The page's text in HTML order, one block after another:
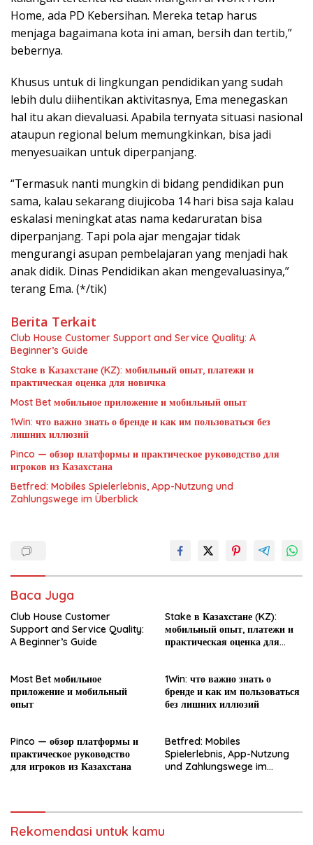
Home, ada PD Kebersihan. Mereka tetap harus
menjaga bagaimana kota ini aman, bersih dan tertib,”
bebernya.
Khusus untuk di lingkungan pendidikan yang sudah
lebih dulu diihentikan aktivitasnya, Ema menegaskan
hal itu akan dievaluasi. Apabila ternyata situasi nasional
ataupun regional belum memungkinkan, bisa jadi
menyesuaikan untuk diperpanjang.
“Termasuk nanti mungkin di bidang pendidikan pun
sama, kalau sekarang diujicoba 14 hari bisa saja kalau
eskalasi meningkat atas nama kedaruratan bisa
diperpanjang. Tapi pola ajar mengajar tidak
mengurangi asupan pembelajaran yang menjadi hak
anak didik. Dinas Pendidikan akan mengevaluasinya,”
terang Ema. (*/tik)
Berita Terkait
Club House Customer Support and Service Quality: A
Beginner’s Guide
Stake в Казахстане (KZ): мобильный опыт, платежи и
практическая оценка для новичка
Most Bet мобильное приложение и мобильный опыт
1Win: что важно знать о бренде и как им пользоваться без
лишних иллюзий
Pinco — обзор платформы и практическое руководство для
игроков из Казахстана
Betfred: Mobiles Spielerlebnis, App-Nutzung und
Zahlungswege im Überblick
Baca Juga
Club House Customer
Support and Service Quality:
A Beginner’s Guide
Stake в Казахстане (KZ):
мобильный опыт, платежи и
практическая оценка для
Most Bet мобильное
приложение и мобильный
опыт
1Win: что важно знать о
бренде и как им пользоваться
без лишних иллюзий
Pinco — обзор платформы и
практическое руководство
для игроков из Казахстана
Betfred: Mobiles
Spielerlebnis, App-Nutzung
und Zahlungswege im
Rekomendasi untuk kamu